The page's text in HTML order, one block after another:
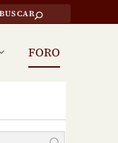
FORO